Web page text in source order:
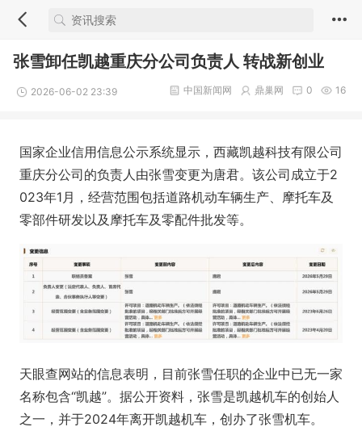
张雪卸任凯越重庆分公司负责人 转战新创业
2026-06-02 23:39 16
0
鼎巢网
中国新闻网
国家企业信用信息公示系统显示，西藏凯越科技有限公司
重庆分公司的负责人由张雪变更为唐君。该公司成立于2
023年1月，经营范围包括道路机动车辆生产、摩托车及
零部件研发以及摩托车及零配件批发等。
天眼查网站的信息表明，目前张雪任职的企业中已无一家
名称包含“凯越”。据公开资料，张雪是凯越机车的创始人
之一，并于2024年离开凯越机车，创办了张雪机车。